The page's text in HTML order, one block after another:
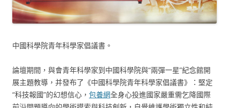
中國科學院青年科學家倡議書。
論壇期間，與會青年科學家到中國科學院與“兩彈一星”紀念館開
展主題教導，并發布了《中國科學院青年科學家倡議書》：堅定
“科技報國”的幻想信心， 包養網全身心投進國家嚴重需乞降國際